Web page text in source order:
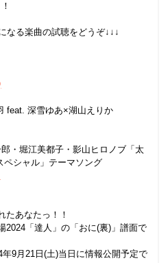
なる楽曲の試聴をどうぞ↓↓↓
深雪ゆあ×湖山えりか
堀江美都子・影山ヒロノブ「太
ペシャル」テーマソング
たあなたっ！！
2024「達人」の「おに(裏)」譜面で
9月21日(土)当日に情報公開予定で